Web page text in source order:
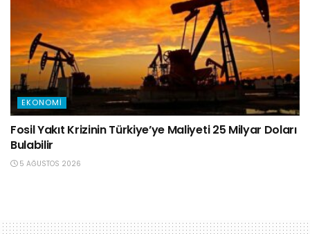
EKONOMI
Fosil Yakıt Krizinin Türkiye’ye Maliyeti 25 Milyar Doları
Bulabilir
5 AĞUSTOS 2026